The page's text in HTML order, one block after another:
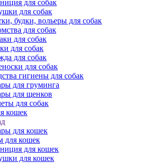
для собак
для собак
будки, вольеры для собак
для собак
для собак
для собак
для собак
для собак
гигиены для собак
для груминга
для щенков
для собак
кошек
для кошек
для кошек
для кошек
для кошек